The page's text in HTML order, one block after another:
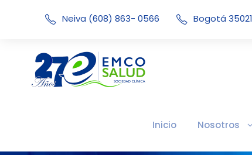
Neiva (608) 863- 0566 Bogotá
Inicio Nosotros